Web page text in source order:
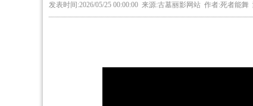
发表时间:2026/05/25 00:00:00 来源:古墓丽影网站 作者:死者能舞